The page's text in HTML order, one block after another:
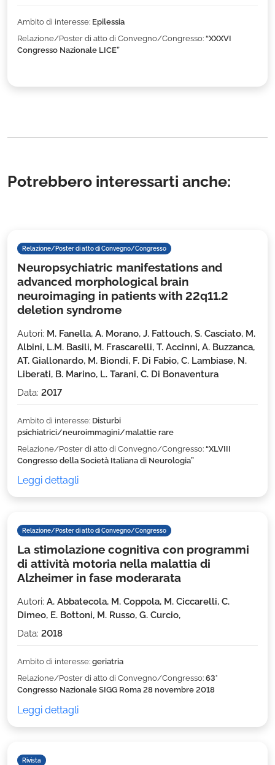
Ambito di interesse: Epilessia
Relazione/Poster di atto di Convegno/Congresso: “XXXVI
Congresso Nazionale LICE”
Potrebbero interessarti anche:
Relazione/Poster di atto di Convegno/Congresso
Neuropsychiatric manifestations and
advanced morphological brain
neuroimaging in patients with 22q11.2
deletion syndrome
Autori: M. Fanella, A. Morano, J. Fattouch, S. Casciato, M.
Albini, L.M. Basili, M. Frascarelli, T. Accinni, A. Buzzanca,
AT. Giallonardo, M. Biondi, F. Di Fabio, C. Lambiase, N.
Liberati, B. Marino, L. Tarani, C. Di Bonaventura
Data: 2017
Ambito di interesse: Disturbi
psichiatrici/neuroimmagini/malattie rare
Relazione/Poster di atto di Convegno/Congresso: “XLVIII
Congresso della Società Italiana di Neurologia”
Leggi dettagli
Relazione/Poster di atto di Convegno/Congresso
La stimolazione cognitiva con programmi
di attività motoria nella malattia di
Alzheimer in fase moderarata
Autori: A. Abbatecola, M. Coppola, M. Ciccarelli, C.
Dimeo, E. Bottoni, M. Russo, G. Curcio,
Data: 2018
Ambito di interesse: geriatria
Relazione/Poster di atto di Convegno/Congresso: 63°
Congresso Nazionale SIGG Roma 28 novembre 2018
Leggi dettagli
Rivista